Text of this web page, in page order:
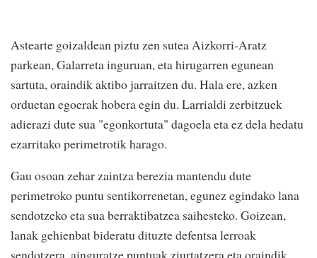
Astearte goizaldean piztu zen sutea Aizkorri-Aratz
parkean, Galarreta inguruan, eta hirugarren egunean
sartuta, oraindik aktibo jarraitzen du. Hala ere, azken
orduetan egoerak hobera egin du. Larrialdi zerbitzuek
adierazi dute sua "egonkortuta" dagoela eta ez dela hedatu
ezarritako perimetrotik harago.
Gau osoan zehar zaintza berezia mantendu dute
perimetroko puntu sentikorrenetan, egunez egindako lana
sendotzeko eta sua berraktibatzea saihesteko. Goizean,
lanak gehienbat bideratu dituzte defentsa lerroak